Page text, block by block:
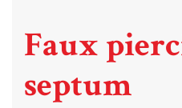
Faux
septum